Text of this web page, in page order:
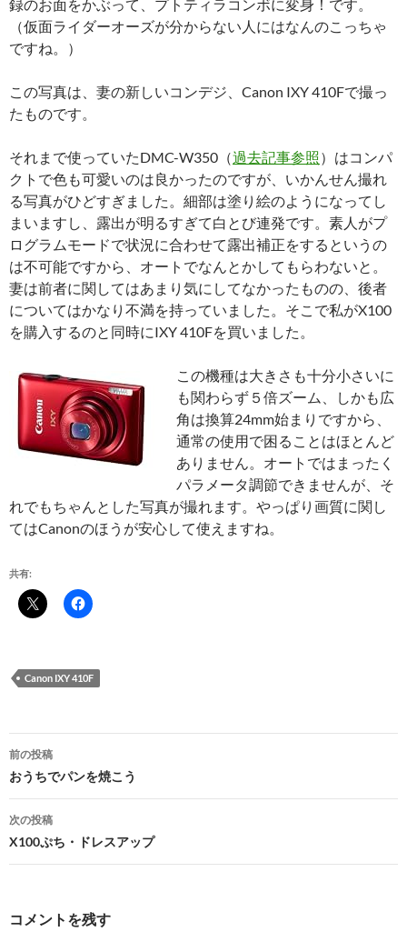
録のお面をかぶって、プトティラコンボに変身！です。
（仮面ライダーオーズが分からない人にはなんのこっちゃ
ですね。）
この写真は、妻の新しいコンデジ、Canon IXY 410Fで撮っ
たものです。
それまで使っていたDMC-W350（過去記事参照）はコンパ
クトで色も可愛いのは良かったのですが、いかんせん撮れ
る写真がひどすぎました。細部は塗り絵のようになってし
まいますし、露出が明るすぎて白とび連発です。素人がプ
ログラムモードで状況に合わせて露出補正をするというの
は不可能ですから、オートでなんとかしてもらわないと。
妻は前者に関してはあまり気にしてなかったものの、後者
についてはかなり不満を持っていました。そこで私がX100
を購入するのと同時にIXY 410Fを買いました。
この機種は大きさも十分小さいに
も関わらず５倍ズーム、しかも広
角は換算24mm始まりですから、
通常の使用で困ることはほとんど
ありません。オートではまったく
パラメータ調節できませんが、そ
れでもちゃんとした写真が撮れます。やっぱり画質に関し
てはCanonのほうが安心して使えますね。
共有:
Canon IXY 410F
投
稿
ナ
ビ
ゲ
前の投稿
おうちでパンを焼こう
次の投稿
X100ぷち・ドレスアップ
コメントを残す